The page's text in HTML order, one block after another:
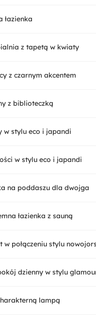
łazienka
z tapetą w kwiaty
z czarnym akcentem
z biblioteczką
w stylu eco i japandi
w stylu eco i japandi
na poddaszu dla dwojga
łazienka z sauną
w połączeniu stylu
dzienny w stylu
lampą